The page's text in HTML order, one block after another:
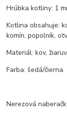
Hrúbka kotliny: 1
Kotlina obsahuje:
komín, popolník,
Materiál: kov,
Farba: šedá/čierna.
Nerezová